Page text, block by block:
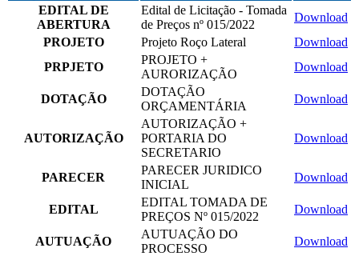
EDITAL DE
ABERTURA
Edital de Licitação - Tomada
de Preços nº 015/2022
Download
PROJETO
Projeto Roço Lateral
Download
PRPJETO
PROJETO +
AURORIZAÇÃO
Download
DOTAÇÃO
DOTAÇÃO
ORÇAMENTÁRIA
Download
AUTORIZAÇÃO
AUTORIZAÇÃO +
PORTARIA DO
SECRETARIO
Download
PARECER
PARECER JURIDICO
INICIAL
Download
EDITAL
EDITAL TOMADA DE
PREÇOS Nº 015/2022
Download
AUTUAÇÃO
AUTUAÇÃO DO
PROCESSO
Download